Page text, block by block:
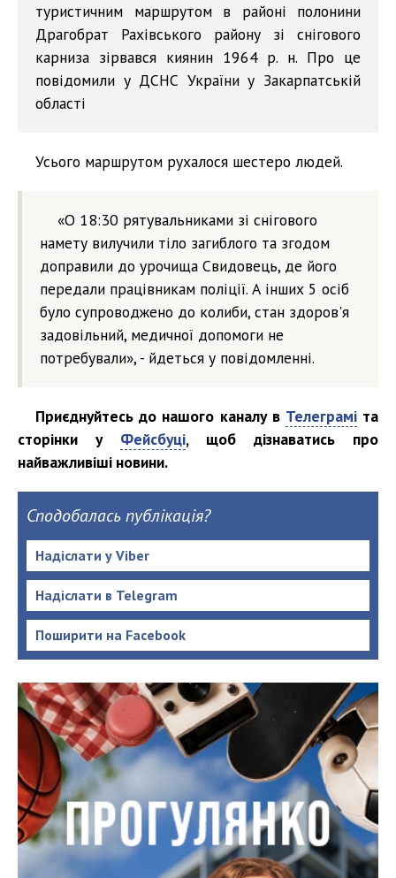
туристичним маршрутом в районі полонини
Драгобрат Рахівського району зі снігового
карниза зірвався киянин 1964 р. н. Про це
повідомили у ДСНС України у Закарпатській
області
Усього маршрутом рухалося шестеро людей.
«О 18:30 рятувальниками зі снігового
намету вилучили тіло загиблого та згодом
доправили до урочища Свидовець, де його
передали працівникам поліції. А інших 5 осіб
було супроводжено до колиби, стан здоров'я
задовільний, медичної допомоги не
потребували», - йдеться у повідомленні.
Приєднуйтесь до нашого каналу в Телеграміта
сторінки у Фейсбуці, щоб дізнаватись про
найважливіші новини.
Сподобалась публікація?
Надіслати у Viber
Надіслати в Telegram
Поширити на Facebook